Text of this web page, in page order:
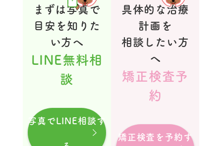
まずは写真で
目安を知りた
い方へ
LINE無料相
談
写真でLINE相談す
具体的な治療
計画を
相談したい方
へ
矯正検査予
約
矯正検査を予約す